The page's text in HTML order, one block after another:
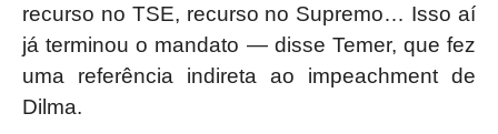
recurso no TSE, recurso no Supremo… Isso aí
já terminou o mandato — disse Temer, que fez
uma referência indireta ao impeachment de
Dilma.